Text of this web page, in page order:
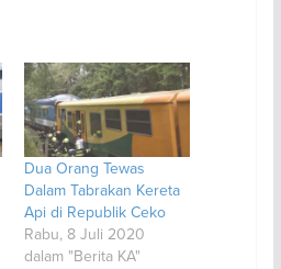
Dua Orang Tewas
Dalam Tabrakan Kereta
Api di Republik Ceko
Rabu, 8 Juli 2020
dalam "Berita KA"